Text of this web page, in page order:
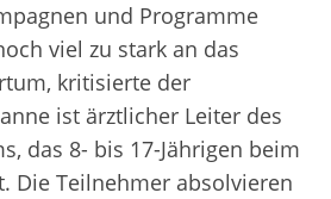
und Programme
viel zu stark an das
kritisierte der
ist ärztlicher Leiter des
das 8- bis 17-Jährigen beim
Die Teilnehmer absolvieren